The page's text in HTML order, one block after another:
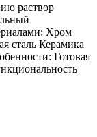
раствор
Хром
сталь Керамика
Готовая